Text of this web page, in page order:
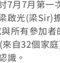
7月7月第一
啟光(梁Sir)
所有參加者
自32個家
識。